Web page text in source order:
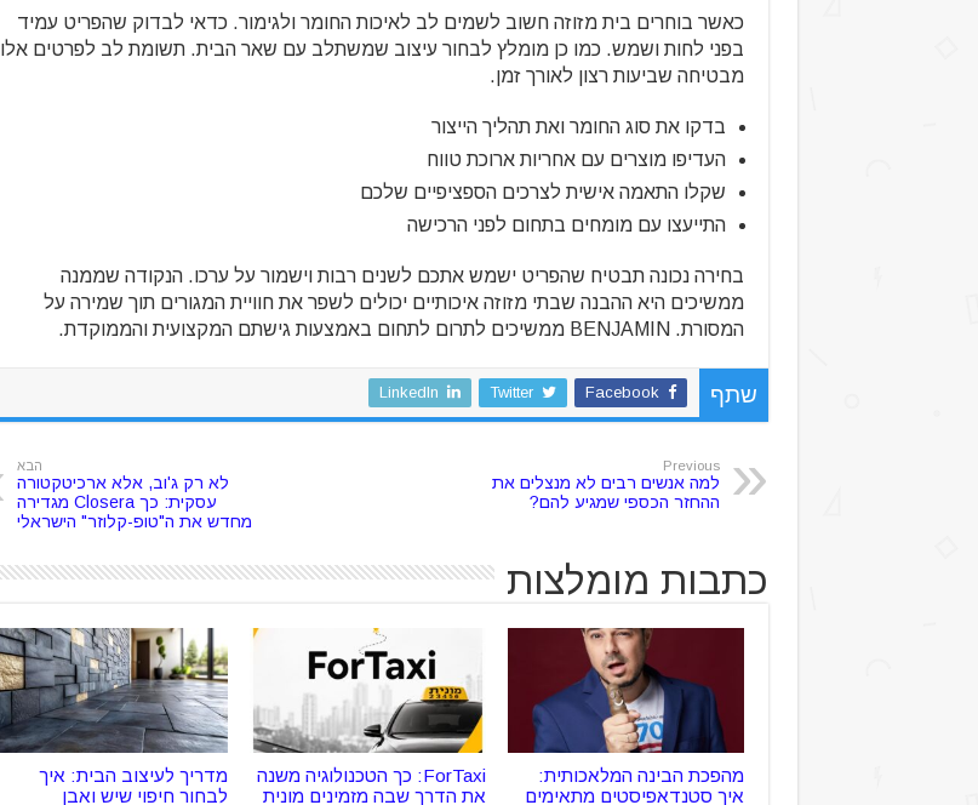
כאשר בוחרים בית מזוזה חשוב לשמים לב לאיכות החומר ולגימור. כדאי לבדוק שהפריט עמיד
בפני לחות ושמש. כמו כן מומלץ לבחור עיצוב שמשתלב עם שאר הבית. תשומת לב לפרטים אלו
מבטיחה שביעות רצון לאורך זמן.
בדקו את סוג החומר ואת תהליך הייצור
העדיפו מוצרים עם אחריות ארוכת טווח
שקלו התאמה אישית לצרכים הספציפיים שלכם
התייעצו עם מומחים בתחום לפני הרכישה
בחירה נכונה תבטיח שהפריט ישמש אתכם לשנים רבות וישמור על ערכו. הנקודה שממנה
ממשיכים היא ההבנה שבתי מזוזה איכותיים יכולים לשפר את חוויית המגורים תוך שמירה על
המסורת. BENJAMIN ממשיכים לתרום לתחום באמצעות גישתם המקצועית והממוקדת.
שתף Facebook
Twitter
LinkedIn
Previous
למה אנשים רבים לא מנצלים את
ההחזר הכספי שמגיע להם?
הבא
לא רק ג'וב, אלא ארכיטקטורה
עסקית: כך Closera מגדירה
מחדש את ה"טופ-קלוזר" הישראלי
כתבות מומלצות
מהפכת הבינה המלאכותית:
איך סטנדאפיסטים מתאימים
ForTaxi: כך הטכנולוגיה משנה
את הדרך שבה מזמינים מונית
מדריך לעיצוב הבית: איך
לבחור חיפוי שיש ואבן